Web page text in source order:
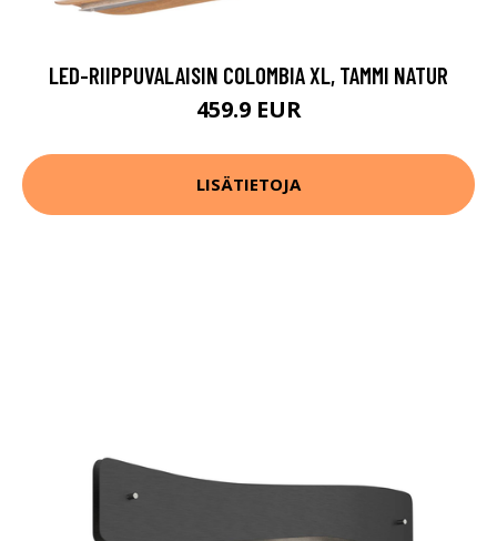
LED-RIIPPUVALAISIN COLOMBIA XL, TAMMI NATUR
459.9 EUR
LISÄTIETOJA